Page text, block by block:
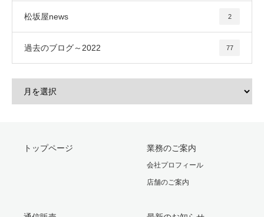
松坂屋news 2
過去のブログ～2022 77
トップページ 業務のご案内
会社プロフィール
店舗のご案内